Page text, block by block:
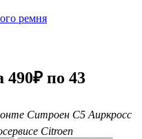
ремня
по 43
Ситроен С5 Аиркросс
Citroen